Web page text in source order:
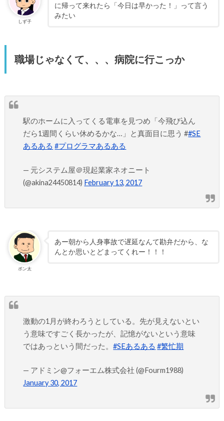
しず子
に帰って来れたら「今日は早かった！」って言う
みたい
職場じゃなくて、、、病院に行こっか
駅のホームに入ってくる電車を見つめ「今飛び込ん
だら1週間くらい休めるかな…」と真面目に思う ##SE
あるある #プログラマあるある
— 元システム屋＠現起業家ネオニート
(@akina24450814) February 13, 2017
ポン太
あー朝から人身事故で遅延なんて勘弁だから、な
んとか思いとどまってくれー！！！
激動の1月が終わろうとしている。先が見えないとい
う意味ですごく長かったが、記憶がないという意味
ではあっという間だった。#SEあるある #繁忙期
— アドミン@フォーエム株式会社 (@Fourm1988)
January 30, 2017